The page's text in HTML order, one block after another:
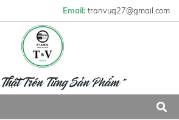
Email: tranvuq27@gmail.com
Trên Từng Sản Phẩm "